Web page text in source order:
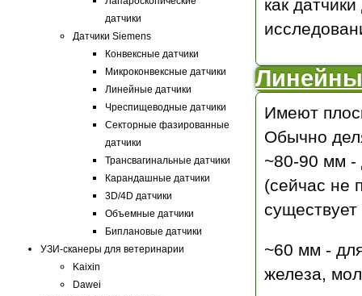
датчики
Датчики Siemens
Конвексные датчики
Микроконвексные датчики
Линейные датчики
Чреспищеводные датчики
Секторные фазированные
датчики
Трансвагинальные датчики
Карандашные датчики
3D/4D датчики
Объемные датчики
Биплановые датчики
УЗИ-сканеры для ветеринарии
Kaixin
Dawei
как
Имеют
Обычно
~80-90 мм -
(сейчас не
существует
~60 мм -
железа,